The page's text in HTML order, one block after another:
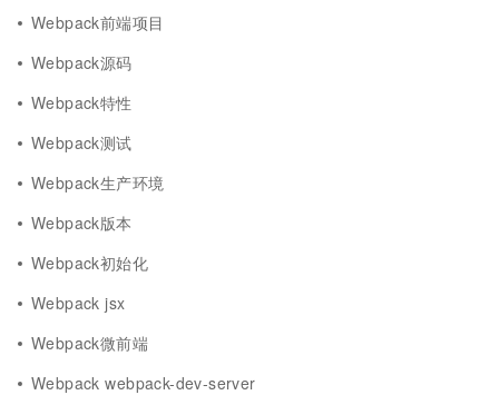
Webpack前端项目
Webpack源码
Webpack特性
Webpack测试
Webpack生产环境
Webpack版本
Webpack初始化
Webpack jsx
Webpack微前端
Webpack webpack-dev-server